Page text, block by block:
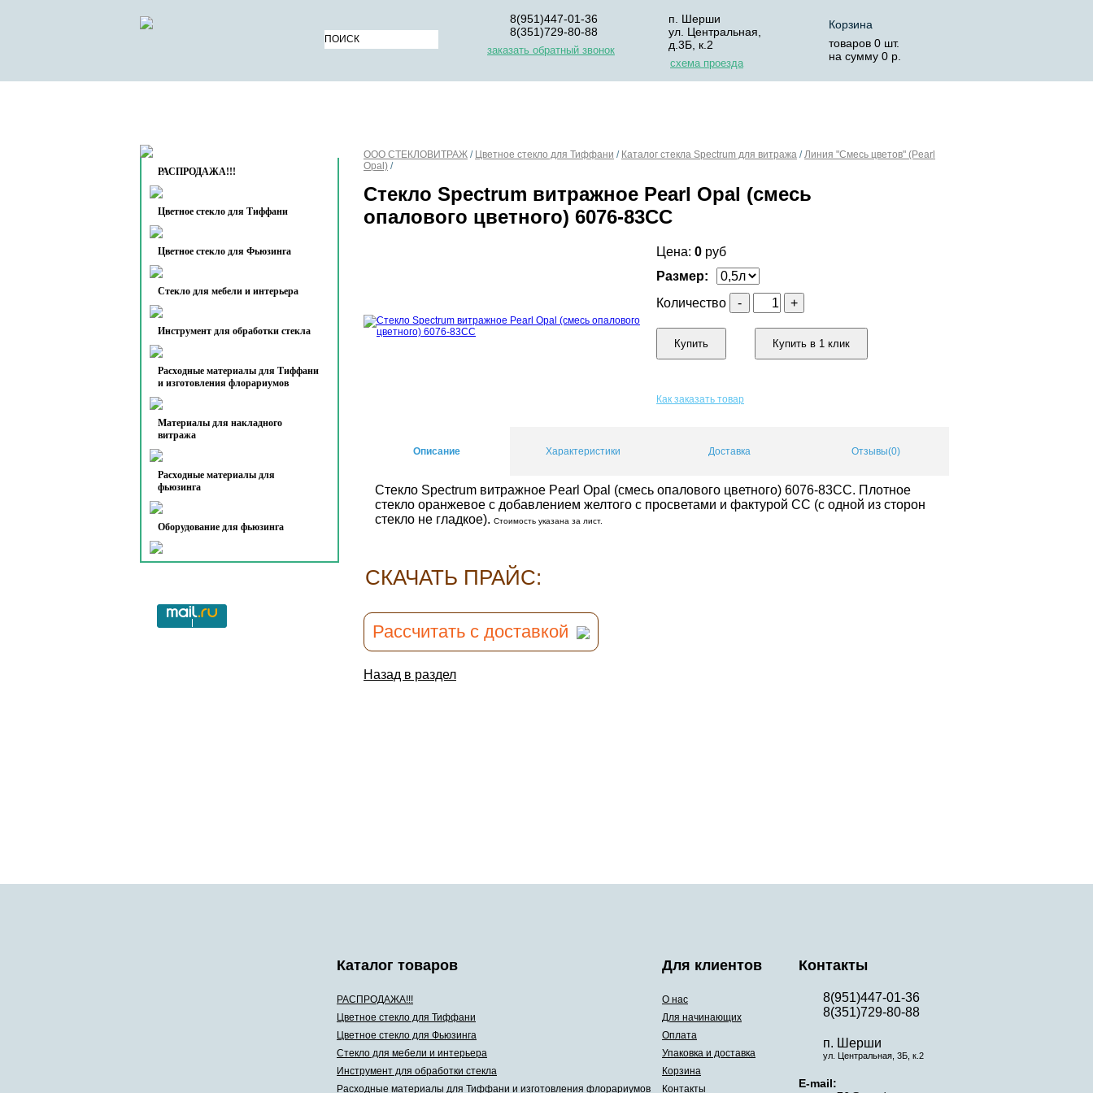
8(951)447-01-36
8(351)729-80-88
заказать обратный звонок
п. Шерши
ул. Центральная,
д.3Б, к.2
схема проезда
Корзина
товаров 0 шт.
на сумму 0 р.
РАСПРОДАЖА!!!
Цветное стекло для Тиффани
Цветное стекло для Фьюзинга
Стекло для мебели и интерьера
Инструмент для обработки стекла
Расходные материалы для Тиффани
и изготовления флорариумов
Материалы для накладного
витража
Расходные материалы для
фьюзинга
Оборудование для фьюзинга
ООО СТЕКЛОВИТРАЖ / Цветное стекло для Тиффани / Каталог стекла Spectrum для витража /Линия "Смесь цветов" (Pearl
Opal) /
Стекло Spectrum витражное Pearl Opal (смесь
опалового цветного) 6076-83СС
Цена: 0 руб
Размер:
Количество
- +
Купить Купить в 1 клик
Как заказать товар
Описание Характеристики Доставка Отзывы(0)
Стекло Spectrum витражное Pearl Opal (смесь опалового цветного) 6076-83СС. Плотное
стекло оранжевое с добавлением желтого с просветами и фактурой СС (с одной из сторон
стекло не гладкое).Стоимость указана за лист.
CКАЧАТЬ ПРАЙС:
Рассчитать с доставкой
Назад в раздел
Каталог товаров
РАСПРОДАЖА!!!
Цветное стекло для Тиффани
Цветное стекло для Фьюзинга
Стекло для мебели и интерьера
Инструмент для обработки стекла
Расходные материалы для Тиффани и изготовления флорариумов
Для клиентов
О нас
Для начинающих
Оплата
Упаковка и доставка
Корзина
Контакты
Контакты
8(951)447-01-36
8(351)729-80-88
п. Шерши
ул. Центральная, 3Б, к.2
E-mail: